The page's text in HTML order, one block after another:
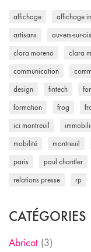
affichage affichage
artisans auvers-sur-
clara moreno clara
communication
design fintech
formation frog
ici montreuil
mobilité montreuil
paris paul chantler
relations presse rp
CATÉGORIES
Abricot (3)